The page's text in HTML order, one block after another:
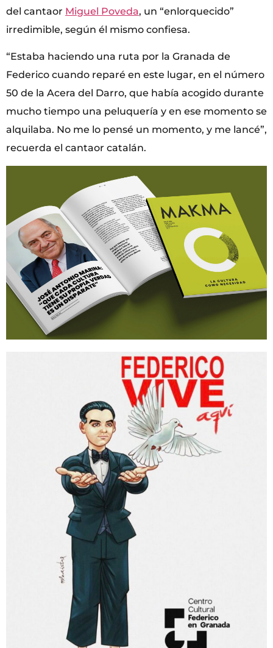
del cantaor Miguel Poveda, un “enlorquecido”
irredimible, según él mismo confiesa.
“Estaba haciendo una ruta por la Granada de
Federico cuando reparé en este lugar, en el número
50 de la Acera del Darro, que había acogido durante
mucho tiempo una peluquería y en ese momento se
alquilaba. No me lo pensé un momento, y me lancé”,
recuerda el cantaor catalán.